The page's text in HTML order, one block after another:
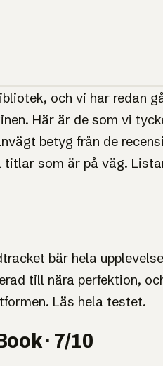
till
2
Star Fox. Fler
och vi har redan
Här är de som vi
betyg från de
som är på väg.
bär hela
till nära perfektion,
Läs hela testet.
· 7/10